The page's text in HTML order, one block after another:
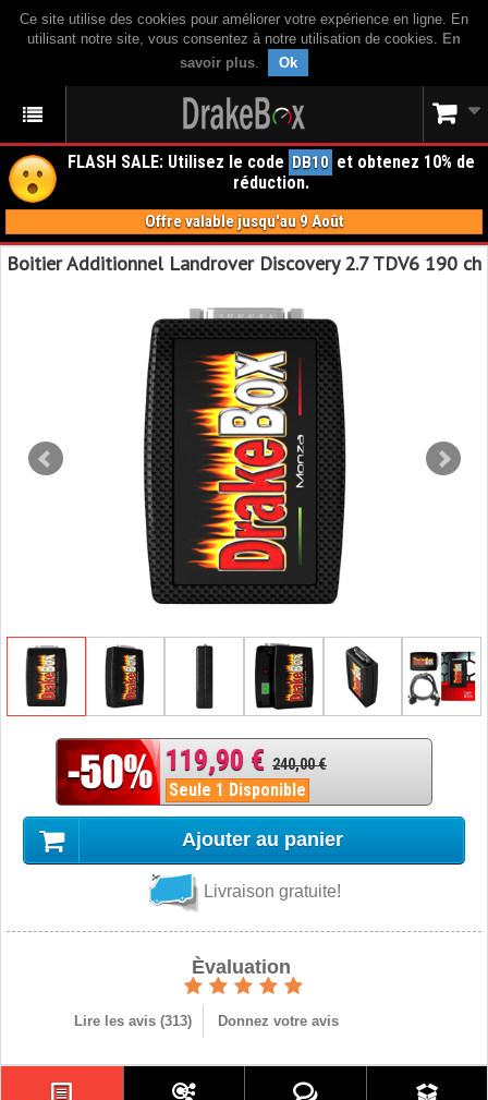
Ce site utilise des cookies pour améliorer votre expérience en ligne. En
utilisant notre site, vous consentez à notre utilisation de cookies. En
savoir plus. Ok
FLASH SALE: Utilisez le code DB10 et obtenez 10% de
réduction.
Offre valable jusqu'au 9 Août
Boitier Additionnel Landrover Discovery 2.7 TDV6 190 ch
119,90 € 240,00 €
Seule 1 Disponible
Ajouter au panier
Livraison gratuite!
Èvaluation
Lire les avis (313) Donnez votre avis